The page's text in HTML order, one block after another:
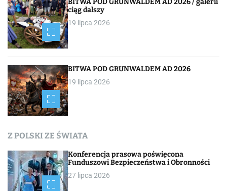
ciąg dalszy
19 lipca 2026
BITWA POD GRUNWALDEM AD 2026
19 lipca 2026
Z POLSKI ZE ŚWIATA
Konferencja prasowa poświęcona
Funduszowi Bezpieczeństwa i Obronności
27 lipca 2026